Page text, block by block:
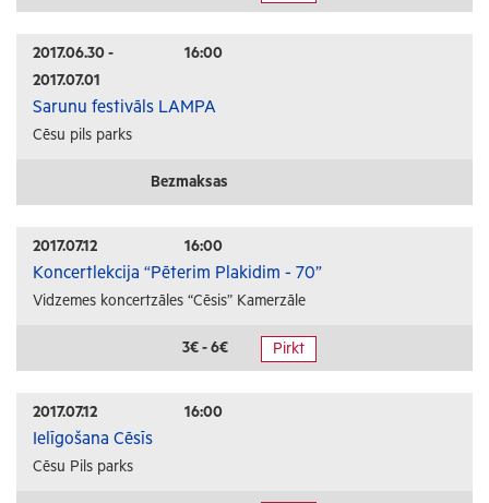
2017.06.30 -
2017.07.01
16:00
Sarunu festivāls LAMPA
Cēsu pils parks
Bezmaksas
2017.07.12 16:00
Koncertlekcija “Pēterim Plakidim - 70”
Vidzemes koncertzāles “Cēsis” Kamerzāle
3€ - 6€ Pirkt
2017.07.12 16:00
Ielīgošana Cēsīs
Cēsu Pils parks